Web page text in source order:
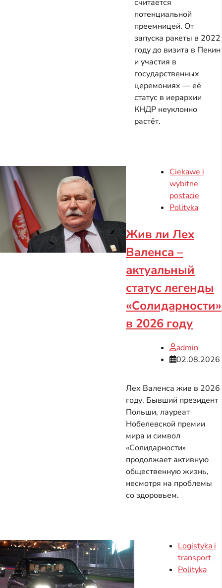
считается
потенциальной
преемницей. От
запуска ракеты в 2022
году до визита в Пекин
и участия в
государственных
церемониях — её
статус в иерархии
КНДР неуклонно
растёт.
Ciekawe i
wybitne
postacie
Polityka
Жив ли Лех
Валенса –
актуальный
статус легенды
«Солидарности»
в 2026 году
admin
02.08.2026
Лех Валенса жив в 2026
году. Бывший президент
Польши, лауреат
Нобелевской премии
мира и символ
«Солидарности»
продолжает активную
общественную жизнь,
несмотря на проблемы
со здоровьем.
Logistyka i
transport
Polityka